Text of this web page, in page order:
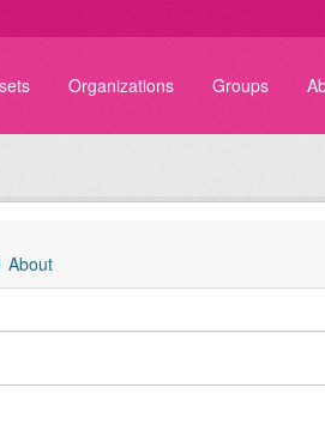
Organizations Groups
About